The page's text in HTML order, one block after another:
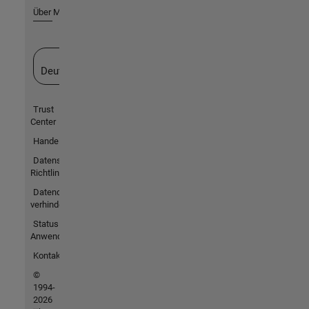
Über MathWorks
Deutschland
Trust
Center
Handelsmarken
Datenschutz-
Richtlinien
Datendiebstahl
verhindern
Status von
Anwendungen
Kontakt
©
1994-
2026